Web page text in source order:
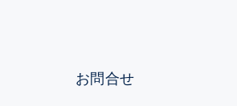
お問合せ